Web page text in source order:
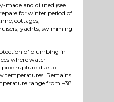
made and diluted (see
for winter period of
cottages,
yachts, swimming
of plumbing in
where water
pipe rupture due to
temperatures. Remains
range from –38